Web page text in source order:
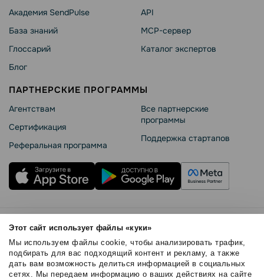
Этот сайт использует файлы «куки»
Мы используем файлы cookie, чтобы анализировать трафик,
подбирать для вас подходящий контент и рекламу, а также
дать вам возможность делиться информацией в социальных
сетях. Мы передаем информацию о ваших действиях на сайте
Академия SendPulse
База знаний
Глоссарий
Блог
API
MCP-сервер
Каталог экспертов
ПАРТНЕРСКИЕ ПРОГРАММЫ
Агентствам
Сертификация
Реферальная программа
Все партнерские
программы
Поддержка стартапов
Правила использования
Безопасность SendPulse
Политика конфиденциальности
Политика Cookies